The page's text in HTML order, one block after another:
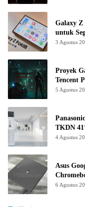
Galaxy Z
untuk
3 Agustus
Proyek
Tencent
5 Agustus
TKDN
4 Agustus
Asus
6 Agustus